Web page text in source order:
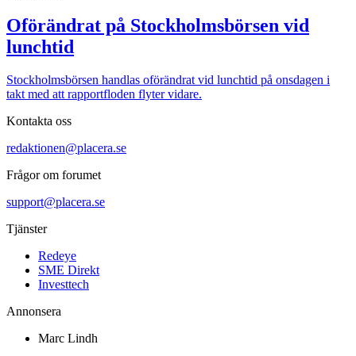
Oförändrat på Stockholmsbörsen vid
lunchtid
Stockholmsbörsen handlas oförändrat vid lunchtid på onsdagen i
takt med att rapportfloden flyter vidare.
Kontakta oss
redaktionen@placera.se
Frågor om forumet
support@placera.se
Tjänster
Redeye
SME Direkt
Investtech
Annonsera
Marc Lindh